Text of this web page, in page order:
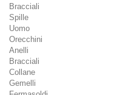
Bracciali
Spille
Uomo
Orecchini
Anelli
Bracciali
Collane
Gemelli